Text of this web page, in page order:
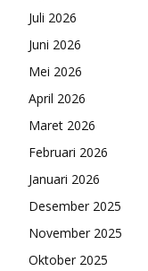
Juli 2026
Juni 2026
Mei 2026
April 2026
Maret 2026
Februari 2026
Januari 2026
Desember 2025
November 2025
Oktober 2025